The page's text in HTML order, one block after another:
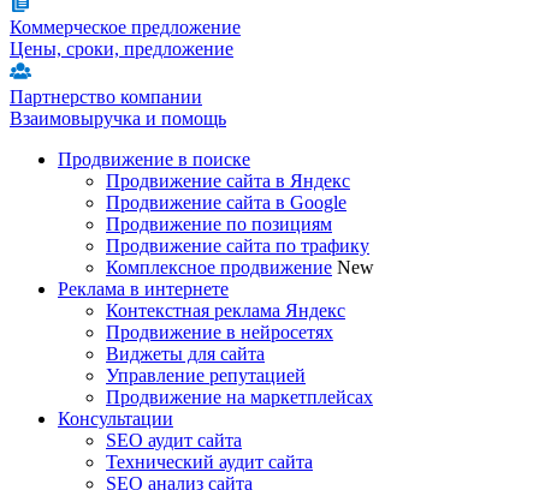
Коммерческое предложение
Цены, сроки, предложение
Партнерство компании
Взаимовыручка и помощь
Продвижение в поиске
Продвижение сайта в Яндекс
Продвижение сайта в Google
Продвижение по позициям
Продвижение сайта по трафику
Комплексное продвижение New
Реклама в интернете
Контекстная реклама Яндекс
Продвижение в нейросетях
Виджеты для сайта
Управление репутацией
Продвижение на маркетплейсах
Консультации
SEO аудит сайта
Технический аудит сайта
SEO анализ сайта